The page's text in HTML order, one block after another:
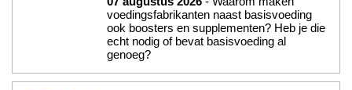
voedingsfabrikanten naast basisvoeding
ook boosters en supplementen? Heb je die
echt nodig of bevat basisvoeding al
genoeg?